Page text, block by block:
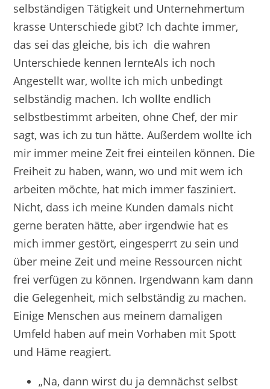
selbständigen Tätigkeit und Unternehmertum
krasse Unterschiede gibt? Ich dachte immer,
das sei das gleiche, bis ich die wahren
Unterschiede kennen lernteAls ich noch
Angestellt war, wollte ich mich unbedingt
selbständig machen. Ich wollte endlich
selbstbestimmt arbeiten, ohne Chef, der mir
sagt, was ich zu tun hätte. Außerdem wollte ich
mir immer meine Zeit frei einteilen können. Die
Freiheit zu haben, wann, wo und mit wem ich
arbeiten möchte, hat mich immer fasziniert.
Nicht, dass ich meine Kunden damals nicht
gerne beraten hätte, aber irgendwie hat es
mich immer gestört, eingesperrt zu sein und
über meine Zeit und meine Ressourcen nicht
frei verfügen zu können. Irgendwann kam dann
die Gelegenheit, mich selbständig zu machen.
Einige Menschen aus meinem damaligen
Umfeld haben auf mein Vorhaben mit Spott
und Häme reagiert.
„Na, dann wirst du ja demnächst selbst